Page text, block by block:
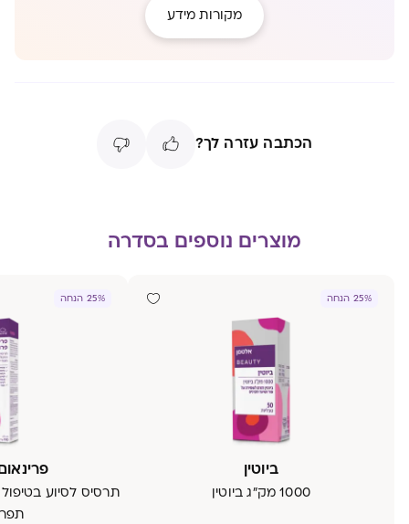
מקורות מידע
הכתבה עזרה לך?
מוצרים נוספים בסדרה
25% הנחה
ביוטין
1000 מק״ג ביוטין
25% הנחה
תרסיס לסיוע